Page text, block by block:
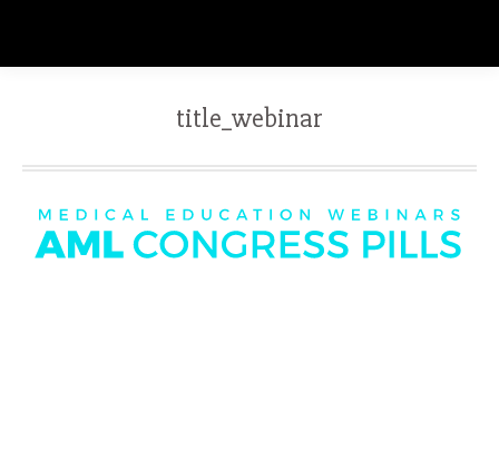
title_webinar